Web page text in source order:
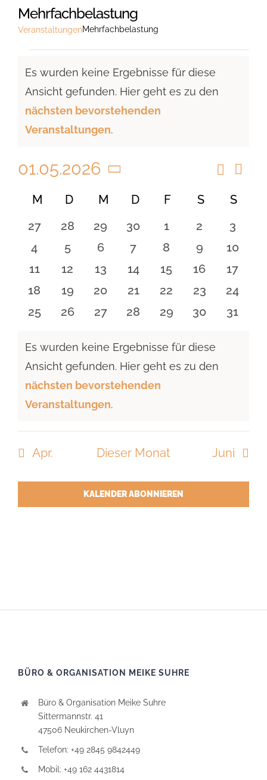
Mehrfachbelastung
VeranstaltungenMehrfachbelastung
Hinweis
Es wurden keine Ergebnisse für diese
Ansicht gefunden. Hier geht es zu den
nächsten bevorstehenden
Veranstaltungen.
Suche
Suche
Monat
01.05.2026
Datum
wählen.
Kalender
von
Veranstaltungen
M MONTAG
D DIENSTAG
M MITTWOCH
D DONNERSTAG
F FREITAG
SSAMSTAG
S
0
Veranstaltungen
27
0
Veranstaltungen
28
0
Veranstaltungen
29
0
Veranstaltungen
30
0
Veranstaltungen
1
0
2
0
3
0
Veranstaltungen
4
0
Veranstaltungen
5
0
Veranstaltungen
6
0
Veranstaltungen
7
0
Veranstaltungen
8
0
9
0
10
0
Veranstaltungen
11
0
Veranstaltungen
12
0
Veranstaltungen
13
0
Veranstaltungen
14
0
Veranstaltungen
15
0
16
0
17
0
Veranstaltungen
18
0
Veranstaltungen
19
0
Veranstaltungen
20
0
Veranstaltungen
21
0
Veranstaltungen
22
0
23
0
24
0
25
0
26
0
27
0
28
0
29
0
30
0
31
Hinweis
Es wurden keine Ergebnisse für diese
Ansicht gefunden. Hier geht es zu den
nächsten bevorstehenden
Veranstaltungen.
Apr. Dieser Monat Juni
KALENDER ABONNIEREN
BÜRO & ORGANISATION MEIKE SUHRE
Büro & Organisation Meike Suhre
Sittermannstr. 41
47506 Neukirchen-Vluyn
Telefon: +49 2845 9842449
Mobil: +49 162 4431814